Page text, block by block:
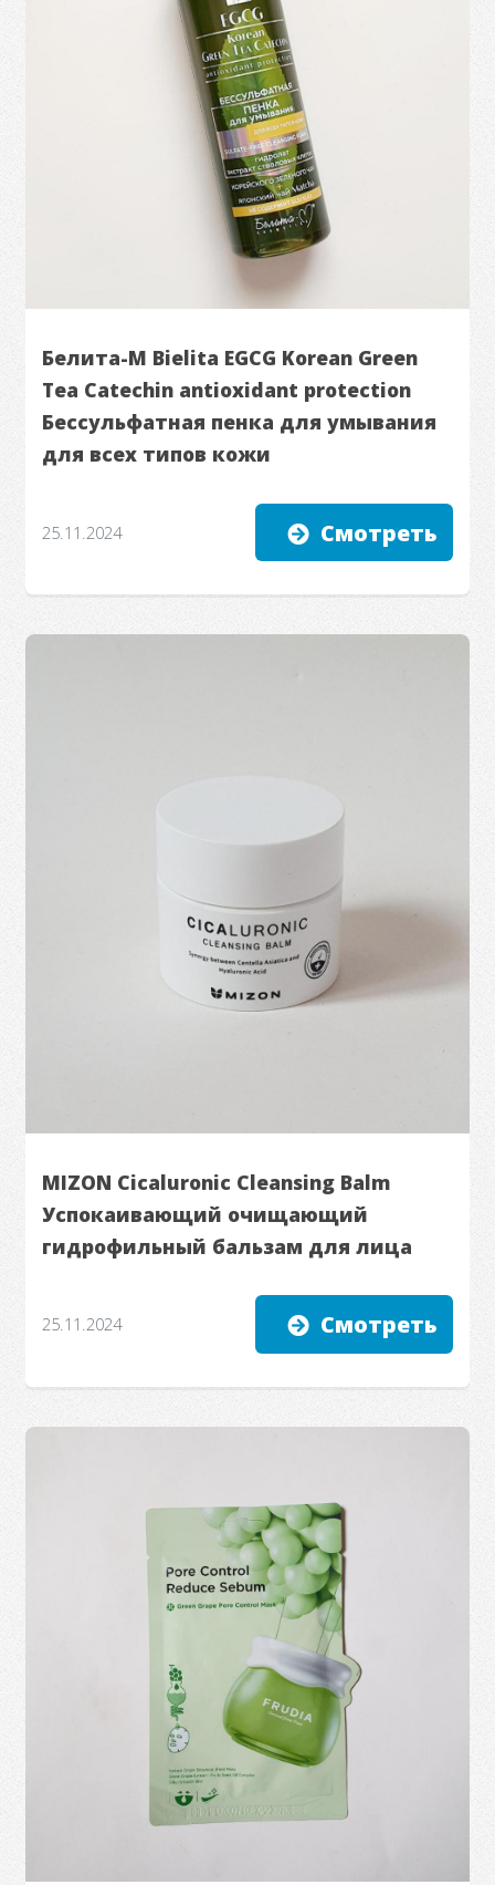
Белита-М Bielita EGCG Korean Green
Tea Catechin antioxidant protection
Бессульфатная пенка для умывания
для всех типов кожи
25.11.2024 Смотреть
MIZON Cicaluronic Cleansing Balm
Успокаивающий очищающий
гидрофильный бальзам для лица
25.11.2024 Смотреть